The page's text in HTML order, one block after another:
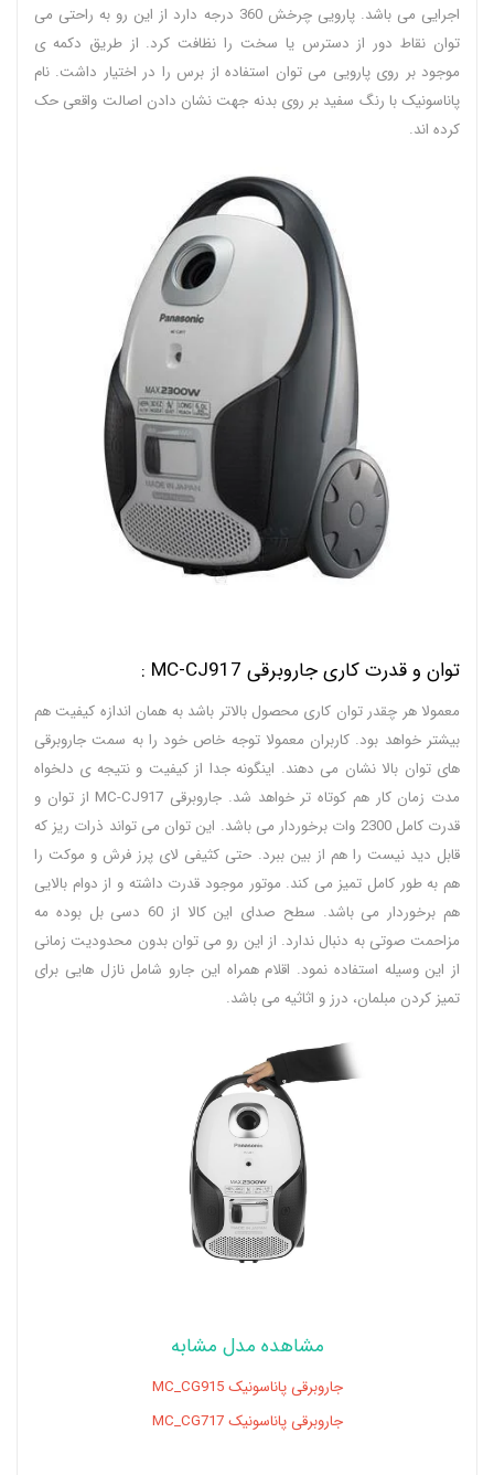
اجرایی می باشد. پارویی چرخش 360 درجه دارد از این رو به راحتی می
توان نقاط دور از دسترس یا سخت را نظافت کرد. از طریق دکمه ی
موجود بر روی پارویی می توان استفاده از برس را در اختیار داشت. نام
پاناسونیک با رنگ سفید بر روی بدنه جهت نشان دادن اصالت واقعی حک‌
کرده اند.
توان و قدرت کاری جاروبرقی MC-CJ917 :
معمولا هر چقدر توان کاری محصول بالاتر باشد به همان اندازه کیفیت هم
بیشتر خواهد بود. کاربران معمولا توجه خاص خود را به سمت جاروبرقی
های توان بالا نشان می دهند. اینگونه جدا از کیفیت و نتیجه ی دلخواه
مدت زمان کار هم کوتاه تر خواهد شد. جاروبرقی MC-CJ917 از توان و
قدرت کامل 2300 وات برخوردار می باشد. این توان می تواند ذرات ریز که
قابل دید نیست را هم از بین ببرد. حتی کثیفی لای پرز فرش و موکت را
هم به طور کامل تمیز می کند. موتور موجود قدرت داشته و از دوام بالایی
هم برخوردار می باشد. سطح صدای این کالا از 60 دسی بل بوده مه
مزاحمت صوتی به دنبال ندارد. از این رو می توان بدون محدودیت زمانی
از این وسیله استفاده نمود. اقلام همراه این جارو شامل نازل هایی برای
تمیز کردن مبلمان، درز و اثاثیه می باشد.
مشاهده مدل مشابه
جاروبرقی پاناسونیک MC_CG915
جاروبرقی پاناسونیک MC_CG717